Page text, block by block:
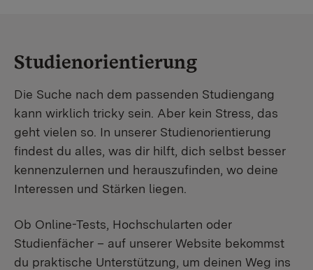
Studienorientierung
Die Suche nach dem passenden Studiengang
kann wirklich tricky sein. Aber kein Stress, das
geht vielen so. In unserer Studienorientierung
findest du alles, was dir hilft, dich selbst besser
kennenzulernen und herauszufinden, wo deine
Interessen und Stärken liegen.
Ob Online-Tests, Hochschularten oder
Studienfächer – auf unserer Website bekommst
du praktische Unterstützung, um deinen Weg ins